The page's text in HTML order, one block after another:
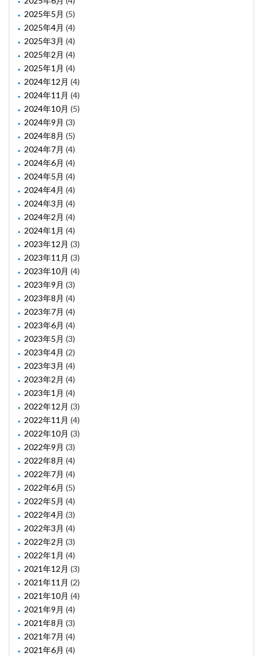
2025年5月 (5)
2025年4月 (4)
2025年3月 (4)
2025年2月 (4)
2025年1月 (4)
2024年12月 (4)
2024年11月 (4)
2024年10月 (5)
2024年9月 (3)
2024年8月 (5)
2024年7月 (4)
2024年6月 (4)
2024年5月 (4)
2024年4月 (4)
2024年3月 (4)
2024年2月 (4)
2024年1月 (4)
2023年12月 (3)
2023年11月 (3)
2023年10月 (4)
2023年9月 (3)
2023年8月 (4)
2023年7月 (4)
2023年6月 (4)
2023年5月 (3)
2023年4月 (2)
2023年3月 (4)
2023年2月 (4)
2023年1月 (4)
2022年12月 (3)
2022年11月 (4)
2022年10月 (3)
2022年9月 (3)
2022年8月 (4)
2022年7月 (4)
2022年6月 (5)
2022年5月 (4)
2022年4月 (3)
2022年3月 (4)
2022年2月 (3)
2022年1月 (4)
2021年12月 (3)
2021年11月 (2)
2021年10月 (4)
2021年9月 (4)
2021年8月 (3)
2021年7月 (4)
2021年6月 (4)